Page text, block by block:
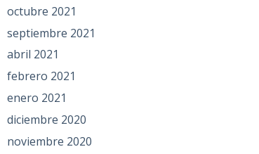
octubre 2021
septiembre 2021
abril 2021
febrero 2021
enero 2021
diciembre 2020
noviembre 2020